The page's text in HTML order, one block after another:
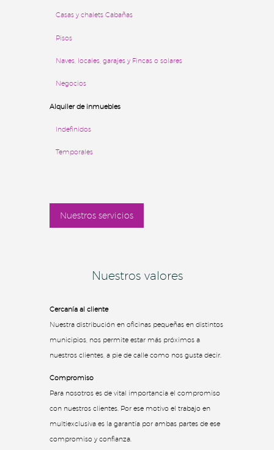
Casas y chalets Cabañas
Pisos
Naves, locales, garajes y Fincas o solares
Negocios
Alquiler de inmuebles
Indefinidos
Temporales
Nuestros servicios
Nuestros valores
Cercanía al cliente
Nuestra distribución en oficinas pequeñas en distintos
municipios, nos permite estar más próximos a
nuestros clientes, a pie de calle como nos gusta decir.
Compromiso
Para nosotros es de vital importancia el compromiso
con nuestros clientes. Por ese motivo el trabajo en
multiexclusiva es la garantía por ambas partes de ese
compromiso y confianza.